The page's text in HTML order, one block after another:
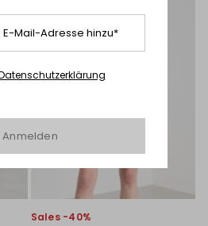
Sales -40%
E-Mail-Adresse hinzu*
Anmelden